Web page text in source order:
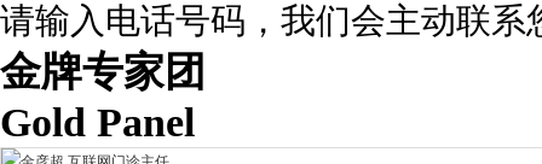
请输入电话号码，我们会主动联系
金牌专家团
Gold Panel